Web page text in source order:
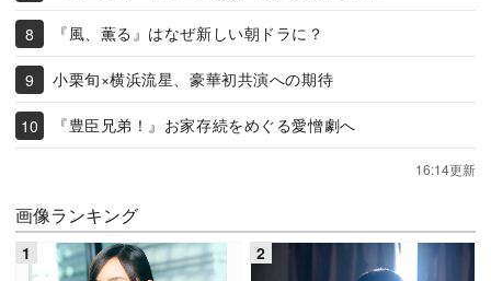
『風、薫る』はなぜ新しい朝ドラに？
小栗旬×横浜流星、豪華初共演への期待
『豊臣兄弟！』お家存続をめぐる愛憎劇へ
16:14更新
画像ランキング